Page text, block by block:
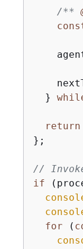
/**
  }
return
};
//
if
for (